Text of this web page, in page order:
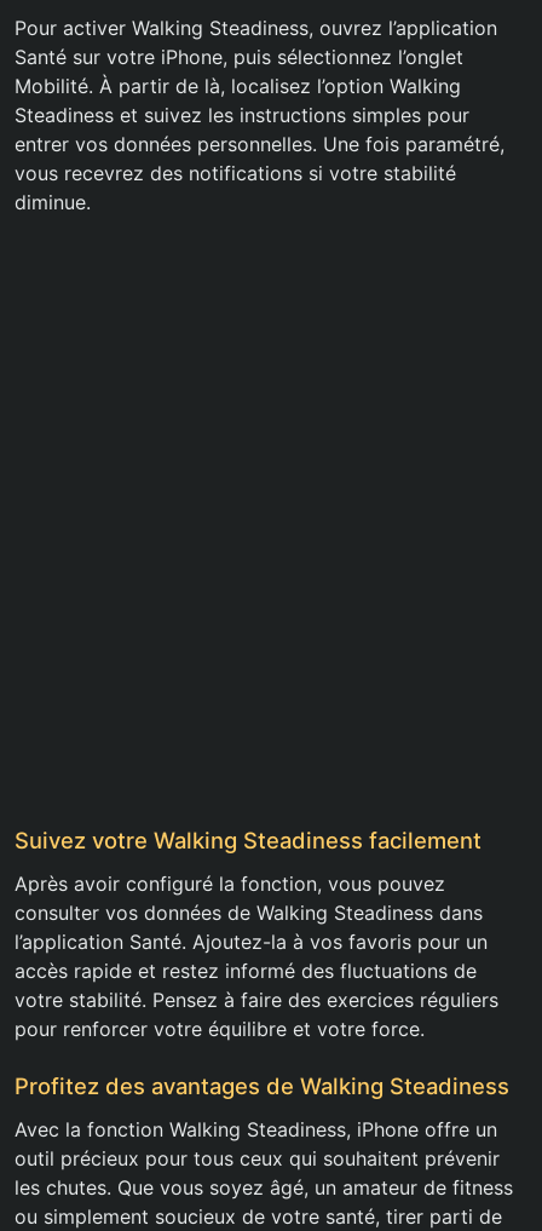
Pour activer Walking Steadiness, ouvrez l’application
Santé sur votre iPhone, puis sélectionnez l’onglet
Mobilité. À partir de là, localisez l’option Walking
Steadiness et suivez les instructions simples pour
entrer vos données personnelles. Une fois paramétré,
vous recevrez des notifications si votre stabilité
diminue.
Suivez votre Walking Steadiness facilement
Après avoir configuré la fonction, vous pouvez
consulter vos données de Walking Steadiness dans
l’application Santé. Ajoutez-la à vos favoris pour un
accès rapide et restez informé des fluctuations de
votre stabilité. Pensez à faire des exercices réguliers
pour renforcer votre équilibre et votre force.
Profitez des avantages de Walking Steadiness
Avec la fonction Walking Steadiness, iPhone offre un
outil précieux pour tous ceux qui souhaitent prévenir
les chutes. Que vous soyez âgé, un amateur de fitness
ou simplement soucieux de votre santé, tirer parti de